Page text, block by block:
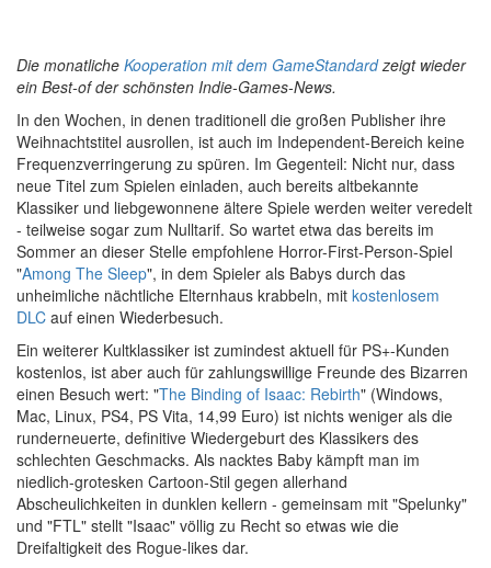
Die monatliche Kooperation mit dem GameStandardzeigt wieder
ein Best-of der schönsten Indie-Games-News.
In den Wochen, in denen traditionell die großen Publisher ihre
Weihnachtstitel ausrollen, ist auch im Independent-Bereich keine
Frequenzverringerung zu spüren. Im Gegenteil: Nicht nur, dass
neue Titel zum Spielen einladen, auch bereits altbekannte
Klassiker und liebgewonnene ältere Spiele werden weiter veredelt
- teilweise sogar zum Nulltarif. So wartet etwa das bereits im
Sommer an dieser Stelle empfohlene Horror-First-Person-Spiel
"Among The Sleep", in dem Spieler als Babys durch das
unheimliche nächtliche Elternhaus krabbeln, mit kostenlosem
DLC auf einen Wiederbesuch.
Ein weiterer Kultklassiker ist zumindest aktuell für PS+-Kunden
kostenlos, ist aber auch für zahlungswillige Freunde des Bizarren
einen Besuch wert: "The Binding of Isaac: Rebirth" (Windows,
Mac, Linux, PS4, PS Vita, 14,99 Euro) ist nichts weniger als die
runderneuerte, definitive Wiedergeburt des Klassikers des
schlechten Geschmacks. Als nacktes Baby kämpft man im
niedlich-grotesken Cartoon-Stil gegen allerhand
Abscheulichkeiten in dunklen kellern - gemeinsam mit "Spelunky"
und "FTL" stellt "Isaac" völlig zu Recht so etwas wie die
Dreifaltigkeit des Rogue-likes dar.